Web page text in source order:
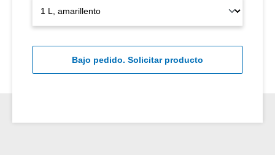
Bajo pedido. Solicitar producto